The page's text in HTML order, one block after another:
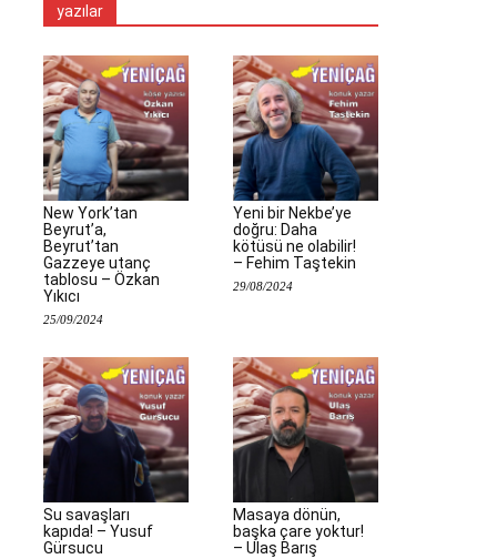
yazılar
New York’tan
Beyrut’a,
Beyrut’tan
Gazzeye utanç
tablosu – Özkan
Yıkıcı
25/09/2024
Yeni bir Nekbe’ye
doğru: Daha
kötüsü ne olabilir!
– Fehim Taştekin
29/08/2024
Su savaşları
kapıda! – Yusuf
Gürsucu
Masaya dönün,
başka çare yoktur!
– Ulaş Barış